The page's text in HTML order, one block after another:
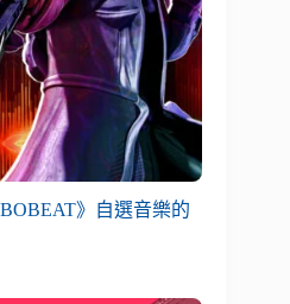
》自選音樂的